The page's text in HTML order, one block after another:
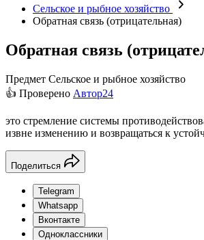
Сельское и рыбное хозяйство
Обратная связь (отрицательная)
Обратная связь
Предмет Сельское и рыбное хозяйство
👍 Проверено Автор24
это стремление системы
извне изменению и возвращаться к
Поделиться
Telegram
Whatsapp
Вконтакте
Одноклассники